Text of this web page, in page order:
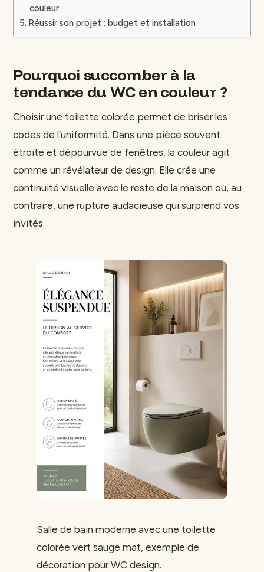
couleur
Réussir son projet : budget et installation
Pourquoi succomber à la
tendance du WC en couleur ?
Choisir une toilette colorée permet de briser les
codes de l’uniformité. Dans une pièce souvent
étroite et dépourvue de fenêtres, la couleur agit
comme un révélateur de design. Elle crée une
continuité visuelle avec le reste de la maison ou, au
contraire, une rupture audacieuse qui surprend vos
invités.
Salle de bain moderne avec une toilette
colorée vert sauge mat, exemple de
décoration pour WC design.